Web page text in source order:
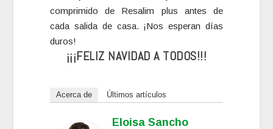
comprimido de Resalim plus antes de
cada salida de casa. ¡Nos esperan días
duros!
¡¡¡FELIZ NAVIDAD A TODOS!!!
Acerca de Últimos artículos
Eloisa Sancho